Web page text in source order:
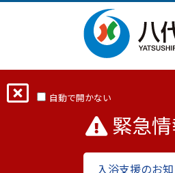
自動で開かない
緊急情
入浴支援のお
【入居